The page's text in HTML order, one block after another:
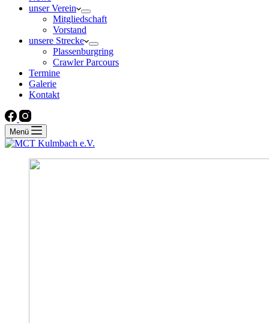
unser Verein
Mitgliedschaft
Vorstand
unsere Strecke
Plassenburgring
Crawler Parcours
Termine
Galerie
Kontakt
Menü